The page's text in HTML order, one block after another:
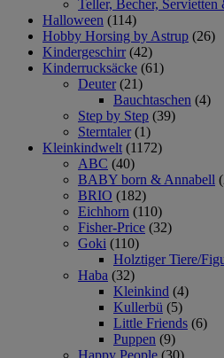
Teller, Becher, Servietten
Halloween (114)
Hobby Horsing by Astrup (26)
Kindergeschirr (42)
Kinderrucksäcke (61)
Deuter (21)
Bauchtaschen (4)
Step by Step (39)
Sterntaler (1)
Kleinkindwelt (1172)
ABC (40)
BABY born & Annabell
BRIO (182)
Eichhorn (110)
Fisher-Price (32)
Goki (110)
Holztiger Tiere/
Haba (32)
Kleinkind (4)
Kullerbü (5)
Little Friends (6)
Puppen (9)
Happy People (30)